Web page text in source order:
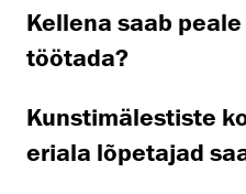
Kellena saab
töötada?
Kunstimälestiste
eriala lõpetajad